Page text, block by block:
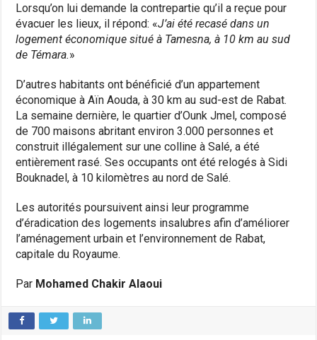
Lorsqu’on lui demande la contrepartie qu’il a reçue pour
évacuer les lieux, il répond: «J’ai été recasé dans un
logement économique situé à Tamesna, à 10 km au sud
de Témara.»
D’autres habitants ont bénéficié d’un appartement
économique à Aïn Aouda, à 30 km au sud-est de Rabat.
La semaine dernière, le quartier d’Ounk Jmel, composé
de 700 maisons abritant environ 3.000 personnes et
construit illégalement sur une colline à Salé, a été
entièrement rasé. Ses occupants ont été relogés à Sidi
Bouknadel, à 10 kilomètres au nord de Salé.
Les autorités poursuivent ainsi leur programme
d’éradication des logements insalubres afin d’améliorer
l’aménagement urbain et l’environnement de Rabat,
capitale du Royaume.
Par Mohamed Chakir Alaoui